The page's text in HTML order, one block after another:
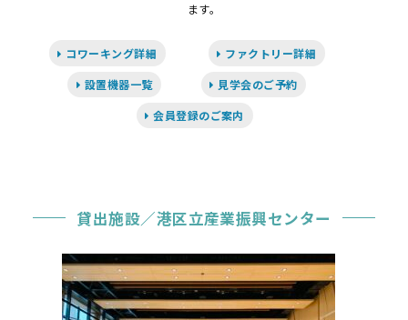
ます。
コワーキング詳細 ファクトリー詳細
設置機器一覧 見学会のご予約
会員登録のご案内
貸出施設／港区立産業振興センター